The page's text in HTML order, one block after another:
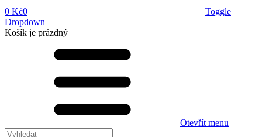
0 Kč0
Toggle
Dropdown
Košík je prázdný
Otevřít menu